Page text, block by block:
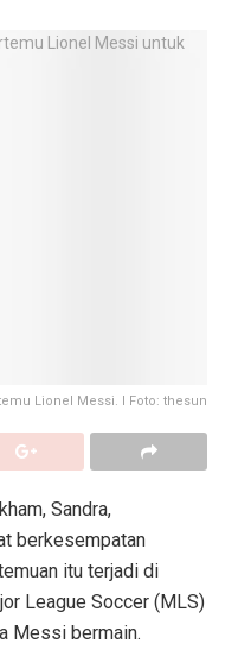
Lionel Messi. I Foto: thesun
Sandra,
berkesempatan
itu terjadi di
League Soccer (MLS)
Messi bermain.